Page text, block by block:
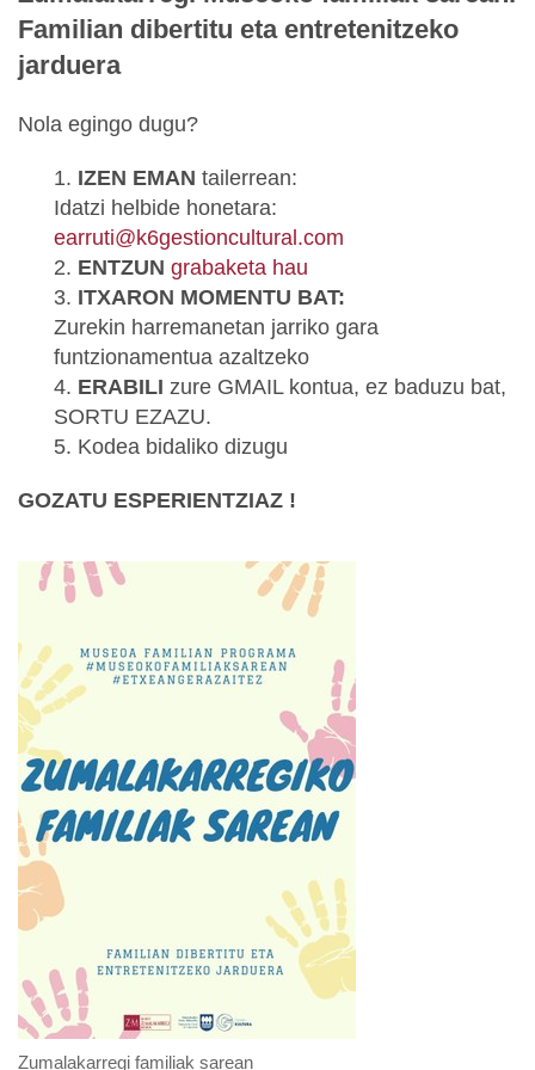
Familian dibertitu eta entretenitzeko
jarduera
Nola egingo dugu?
1. IZEN EMAN tailerrean:
Idatzi helbide honetara:
earruti@k6gestioncultural.com
2. ENTZUN grabaketa hau
3. ITXARON MOMENTU BAT:
Zurekin harremanetan jarriko gara
funtzionamentua azaltzeko
4. ERABILI zure GMAIL kontua, ez baduzu bat,
SORTU EZAZU.
5. Kodea bidaliko dizugu
GOZATU ESPERIENTZIAZ !
Zumalakarregi familiak sarean